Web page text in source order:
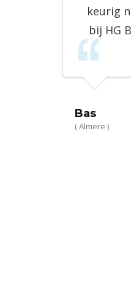
keurig
bij HG
Bas
( Almere )